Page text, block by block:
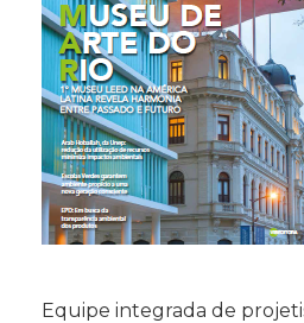
Equipe integrada de